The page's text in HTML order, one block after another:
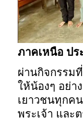
ภาคเหนือ ปร
ผ่านกิจกรรม
ให้น้องๆ อย่า
เยาวชนทุกค
พระเจ้า และ